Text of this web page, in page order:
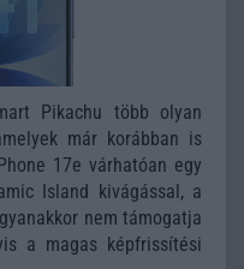
Pikachu több olyan
már korábban is
17e várhatóan egy
Island kivágással, a
nem támogatja
a magas képfrissítési